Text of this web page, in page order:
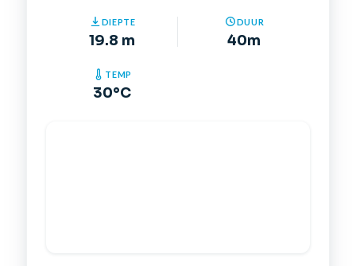
DIEPTE
19.8 m
DUUR
40m
TEMP
30°C